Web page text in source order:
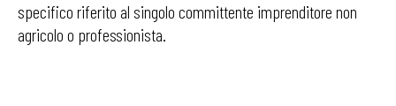
specifico riferito al singolo committente imprenditore non
agricolo o professionista.